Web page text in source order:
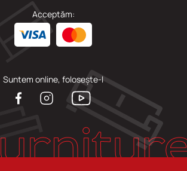
Acceptăm:
Suntem online, folosește-l